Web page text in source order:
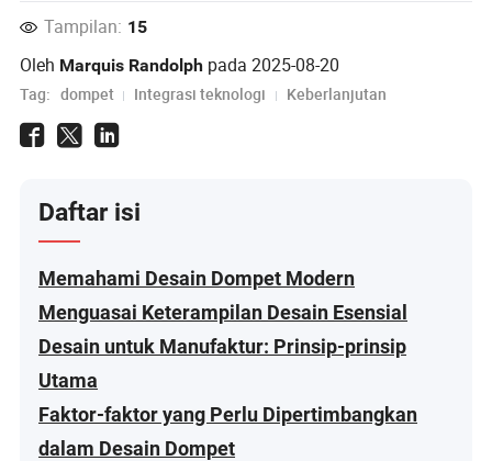
Tampilan: 15
Oleh Marquis Randolph pada2025-08-20
Tag: dompet Integrasi teknologi Keberlanjutan
Daftar isi
Memahami Desain Dompet Modern
Menguasai Keterampilan Desain Esensial
Desain untuk Manufaktur: Prinsip-prinsip
Utama
Faktor-faktor yang Perlu Dipertimbangkan
dalam Desain Dompet